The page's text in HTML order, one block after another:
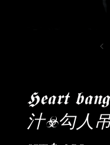
𝕳𝖊𝖆𝖗𝖙
汁☣︎勾人